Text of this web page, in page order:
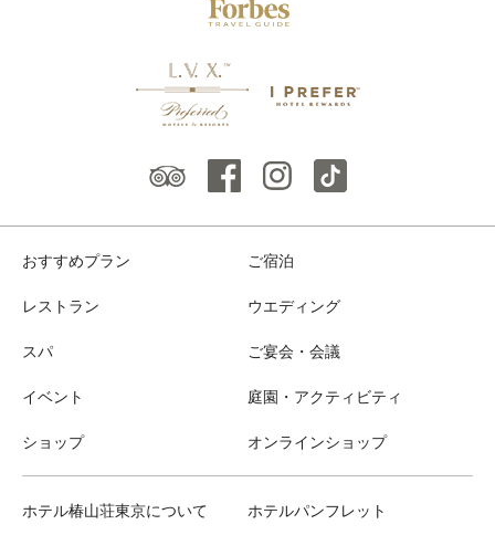
おすすめプラン ご宿泊
レストラン ウエディング
スパ ご宴会・会議
イベント 庭園・アクティビティ
ショップ オンラインショップ
ホテル椿山荘東京について ホテルパンフレット